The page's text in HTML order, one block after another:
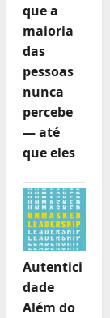
que a
maioria
das
pessoas
nunca
percebe
— até
que eles
Autentici
dade
Além do